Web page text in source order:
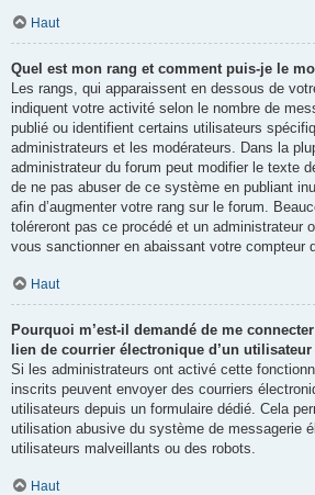
Haut
Quel est mon rang et comment puis-je le
Les rangs, qui apparaissent en dessous de
indiquent votre activité selon le nombre de
publié ou identifient certains utilisateurs
administrateurs et les modérateurs. Dans la
administrateur du forum peut modifier le texte
de ne pas abuser de ce système en publiant
afin d’augmenter votre rang sur le forum.
toléreront pas ce procédé et un administrateur
vous sanctionner en abaissant votre compteur
Haut
Pourquoi m’est-il demandé de me
lien de courrier électronique d’un utilisateur
Si les administrateurs ont activé cette
inscrits peuvent envoyer des courriers
utilisateurs depuis un formulaire dédié. Cela
utilisation abusive du système de messagerie
utilisateurs malveillants ou des robots.
Haut